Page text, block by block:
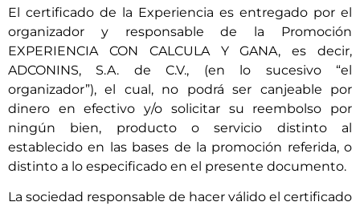
El certificado de la Experiencia es entregado por el
organizador y responsable de la Promoción
EXPERIENCIA CON CALCULA Y GANA, es decir,
ADCONINS, S.A. de C.V., (en lo sucesivo “el
organizador”), el cual, no podrá ser canjeable por
dinero en efectivo y/o solicitar su reembolso por
ningún bien, producto o servicio distinto al
establecido en las bases de la promoción referida, o
distinto a lo especificado en el presente documento.
La sociedad responsable de hacer válido el certificado